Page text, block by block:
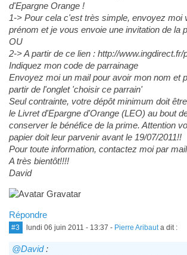
d'Epargne Orange !
1-> Pour cela c'est très simple, envoyez moi
prénom et je vous envoie une invitation de la
OU
2-> A partir de ce lien : http://www.ingdirect.fr/
Indiquez mon code de parrainage
Envoyez moi un mail pour avoir mon nom et
partir de l'onglet 'choisir ce parrain'
Seul contrainte, votre dépôt minimum doit
le Livret d'Epargne d'Orange (LEO) au bout
conserver le bénéfice de la prime. Attention
papier doit leur parvenir avant le 19/07/2011!!
Pour toute information, contactez moi par mail
A très bientôt!!!!
David
Répondre
#3 lundi 06 juin 2011 - 13:37 - Pierre Aribauta dit :
@David: